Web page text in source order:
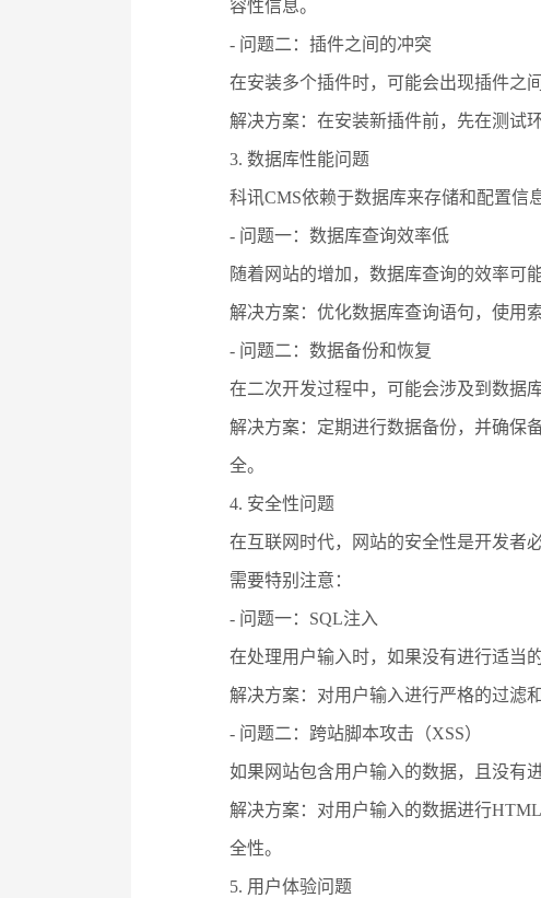
容性信息。
- 问题二：插件之间的冲突
在安装多个插件时，可能会出现插件之
解决方案：在安装新插件前，先在测试
3. 数据库性能问题
科讯CMS依赖于数据库来存储和配置信
- 问题一：数据库查询效率低
随着网站的增加，数据库查询的效率可
解决方案：优化数据库查询语句，使用
- 问题二：数据备份和恢复
在二次开发过程中，可能会涉及到数据
解决方案：定期进行数据备份，并确保
全。
4. 安全性问题
在互联网时代，网站的安全性是开发者
需要特别注意：
- 问题一：SQL注入
在处理用户输入时，如果没有进行适当
解决方案：对用户输入进行严格的过滤
- 问题二：跨站脚本攻击（XSS）
如果网站包含用户输入的数据，且没有
解决方案：对用户输入的数据进行
全性。
5. 用户体验问题